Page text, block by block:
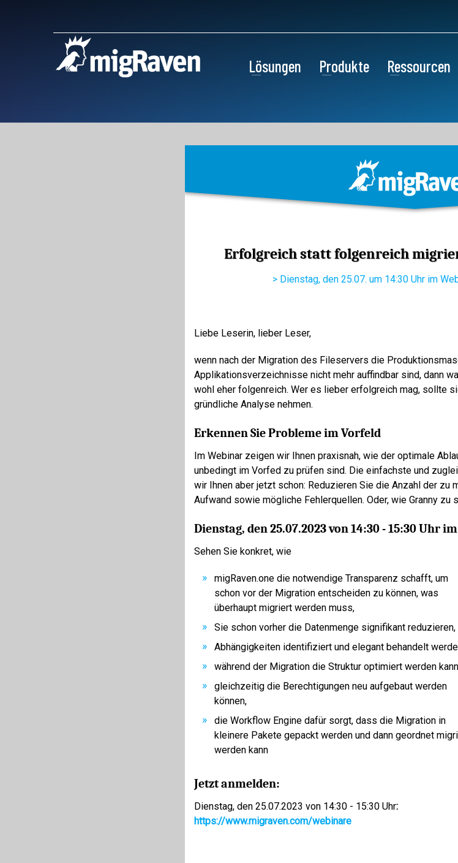
Lösungen Produkte Ressourcen
Erfolgreich statt folgenreich
> Dienstag, den 25.07. um 14:30 Uhr im
Liebe Leserin, lieber Leser,
wenn nach der Migration des Fileservers die
Applikationsverzeichnisse nicht mehr auffindbar sind, dann
wohl eher folgenreich. Wer es lieber erfolgreich mag, sollte
gründliche Analyse nehmen.
Erkennen Sie Probleme im Vorfeld
Im Webinar zeigen wir Ihnen praxisnah, wie der optimale
unbedingt im Vorfed zu prüfen sind. Die einfachste und
wir Ihnen aber jetzt schon: Reduzieren Sie die Anzahl der zu
Aufwand sowie mögliche Fehlerquellen. Oder, wie Granny zu
Dienstag, den 25.07.2023 von 14:30 - 15:30 Uhr
Sehen Sie konkret, wie
migRaven.one die notwendige Transparenz schafft, um
schon vor der Migration entscheiden zu können, was
überhaupt migriert werden muss,
Sie schon vorher die Datenmenge signifikant reduzieren,
Abhängigkeiten identifiziert und elegant behandelt
während der Migration die Struktur optimiert werden
gleichzeitig die Berechtigungen neu aufgebaut werden
können,
die Workflow Engine dafür sorgt, dass die Migration in
kleinere Pakete gepackt werden und dann geordnet
werden kann
Jetzt anmelden:
Dienstag, den 25.07.2023 von 14:30 - 15:30 Uhr:
https://www.migraven.com/webinare